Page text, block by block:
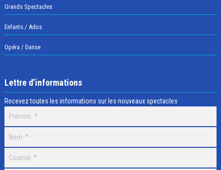
Grands Spectacles
Enfants / Ados
Opéra / Danse
Lettre d’informations
Recevez toutes les informations sur les nouveaux spectacles